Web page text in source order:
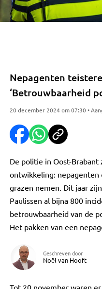
Nepagenten
‘Betrouwbaarheid
20 december 2024 om 07:30 •
De politie in Oost-
ontwikkeling:
grazen nemen. Dit jaar
Paulissen al bijna 800
betrouwbaarheid van de
Het pakken van een
Geschreven door
Noël van Hooft
Tot 20 november waren